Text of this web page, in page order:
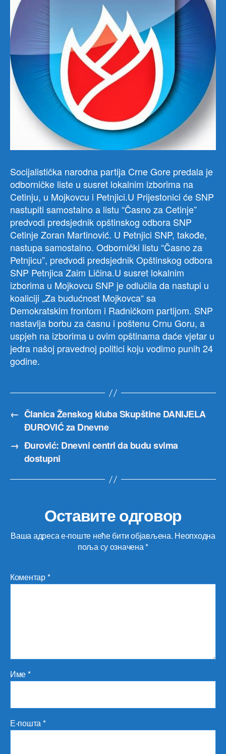
Socijalistička narodna partija Crne Gore predala je
odborničke liste u susret lokalnim izborima na
Cetinju, u Mojkovcu i Petnjici.U Prijestonici će SNP
nastupiti samostalno a listu “Časno za Cetinje”
predvodi predsjednik opštinskog odbora SNP
Cetinje Zoran Martinović. U Petnjici SNP, takođe,
nastupa samostalno. Odbornički listu “Časno za
Petnjicu”, predvodi predsjednik Opštinskog odbora
SNP Petnjica Zaim Ličina.U susret lokalnim
izborima u Mojkovcu SNP je odlučila da nastupi u
koaliciji „Za budućnost Mojkovca“ sa
Demokratskim frontom i Radničkom partijom. SNP
nastavlja borbu za časnu i poštenu Crnu Goru, a
uspjeh na izborima u ovim opštinama daće vjetar u
jedra našoj pravednoj politici koju vodimo punih 24
godine.
← Članica Ženskog kluba Skupštine DANIJELA
ĐUROVIĆ za Dnevne
→ Đurović: Dnevni centri da budu svima
dostupni
Оставите одговор
Ваша адреса е-поште неће бити објављена. Неопходна
поља су означена*
Коментар*
Име*
Е-пошта*